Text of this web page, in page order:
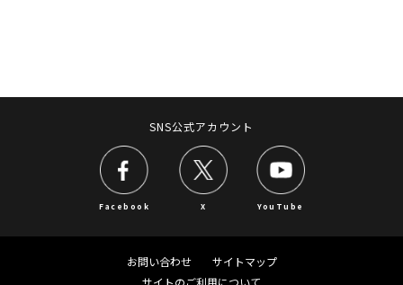
SNS公式アカウント
Facebook X YouTube
お問い合わせ
サイトマップ
サイトのご利用について